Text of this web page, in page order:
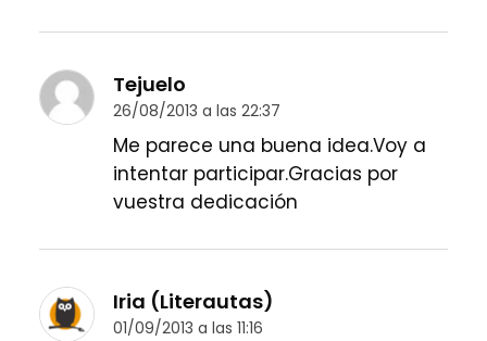
Tejuelo
26/08/2013 a las 22:37
Me parece una buena idea.Voy a
intentar participar.Gracias por
vuestra dedicación
Iria (Literautas)
01/09/2013 a las 11:16